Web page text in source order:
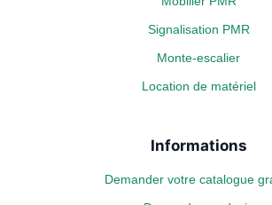
Signalisation PMR
Monte-escalier
Location de matériel
Informations
Demander votre catalogue